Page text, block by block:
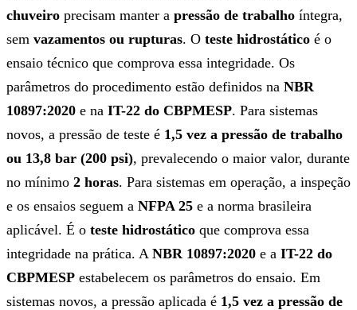
chuveiro precisam manter a pressão de trabalho íntegra,
sem vazamentos ou rupturas. O teste hidrostático é o
ensaio técnico que comprova essa integridade. Os
parâmetros do procedimento estão definidos na NBR
10897:2020 e na IT-22 do CBPMESP. Para sistemas
novos, a pressão de teste é 1,5 vez a pressão de trabalho
ou 13,8 bar (200 psi), prevalecendo o maior valor, durante
no mínimo 2 horas. Para sistemas em operação, a inspeção
e os ensaios seguem a NFPA 25 e a norma brasileira
aplicável. É o teste hidrostático que comprova essa
integridade na prática. A NBR 10897:2020 e a IT-22 do
CBPMESP estabelecem os parâmetros do ensaio. Em
sistemas novos, a pressão aplicada é 1,5 vez a pressão de